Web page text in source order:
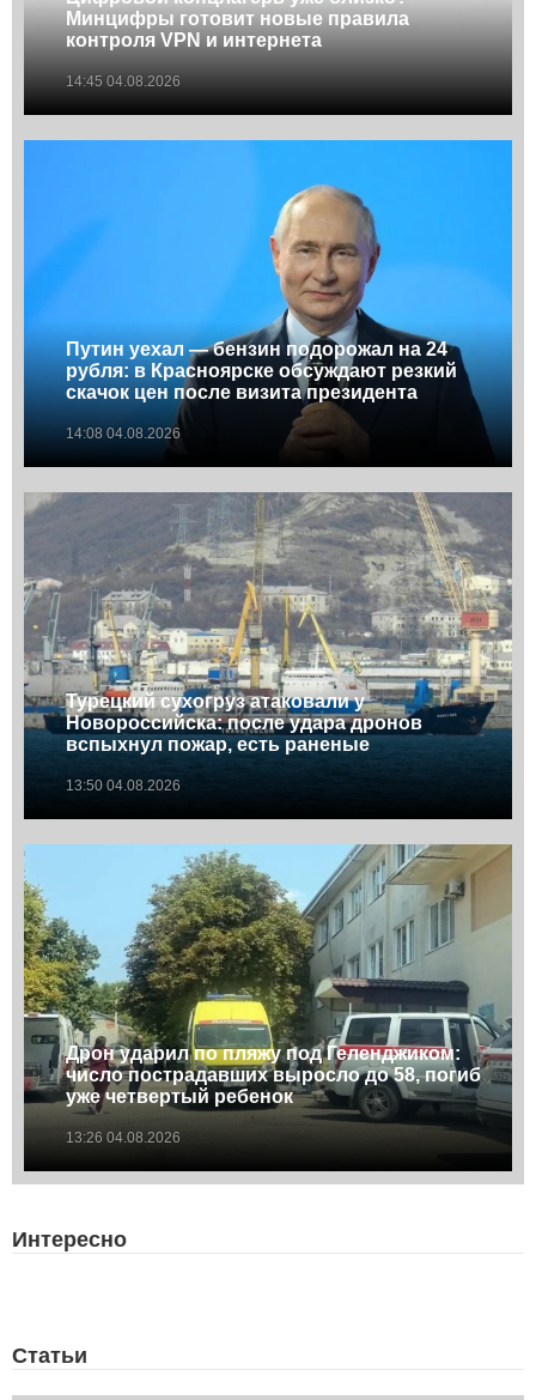
Минцифры готовит новые правила
контроля VPN и интернета
14:45 04.08.2026
Путин уехал — бензин подорожал на 24
рубля: в Красноярске обсуждают резкий
скачок цен после визита президента
14:08 04.08.2026
Турецкий сухогруз атаковали у
Новороссийска: после удара дронов
вспыхнул пожар, есть раненые
13:50 04.08.2026
Дрон ударил по пляжу под Геленджиком:
число пострадавших выросло до 58, погиб
уже четвертый ребенок
13:26 04.08.2026
Интересно
Статьи